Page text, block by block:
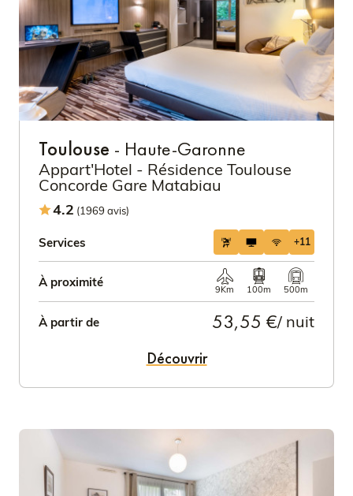
Toulouse - Haute-Garonne
Appart'Hotel - Résidence Toulouse
Concorde Gare Matabiau
4.2 (1969 avis)
Services +11
À proximité
9Km 100m 500m
À partir de 53,55 €/ nuit
Découvrir